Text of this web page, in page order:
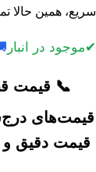
سریع، همین حالا
✔موجود در انبار
📞 قیمت
قیمت‌های
قیمت دقیق و